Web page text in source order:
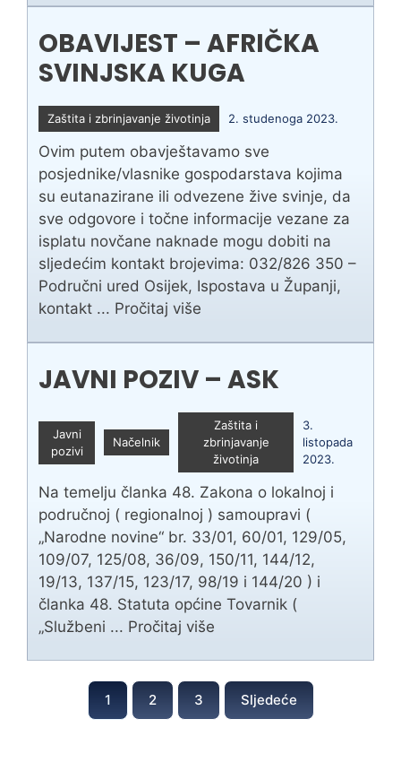
OBAVIJEST – AFRIČKA
SVINJSKA KUGA
Zaštita i zbrinjavanje životinja 2. studenoga 2023.
Ovim putem obavještavamo sve
posjednike/vlasnike gospodarstava kojima
su eutanazirane ili odvezene žive svinje, da
sve odgovore i točne informacije vezane za
isplatu novčane naknade mogu dobiti na
sljedećim kontakt brojevima: 032/826 350 –
Područni ured Osijek, Ispostava u Županji,
kontakt ... Pročitaj više
JAVNI POZIV – ASK
Javni
pozivi
Načelnik
Zaštita i
zbrinjavanje
životinja
3.
listopada
2023.
Na temelju članka 48. Zakona o lokalnoj i
područnoj ( regionalnoj ) samoupravi (
„Narodne novine“ br. 33/01, 60/01, 129/05,
109/07, 125/08, 36/09, 150/11, 144/12,
19/13, 137/15, 123/17, 98/19 i 144/20 ) i
članka 48. Statuta općine Tovarnik (
„Službeni ... Pročitaj više
1 2 3 Sljedeće